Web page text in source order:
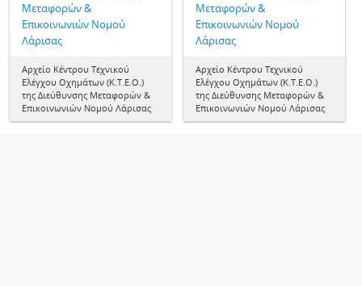
Μεταφορών &
Επικοινωνιών Νομού
Λάρισας
Αρχείο Κέντρου Τεχνικού
Ελέγχου Οχημάτων (Κ.Τ.Ε.Ο.)
της Διεύθυνσης Μεταφορών &
Επικοινωνιών Νομού Λάρισας
Μεταφορών &
Επικοινωνιών Νομού
Λάρισας
Αρχείο Κέντρου Τεχνικού
Ελέγχου Οχημάτων (Κ.Τ.Ε.Ο.)
της Διεύθυνσης Μεταφορών &
Επικοινωνιών Νομού Λάρισας